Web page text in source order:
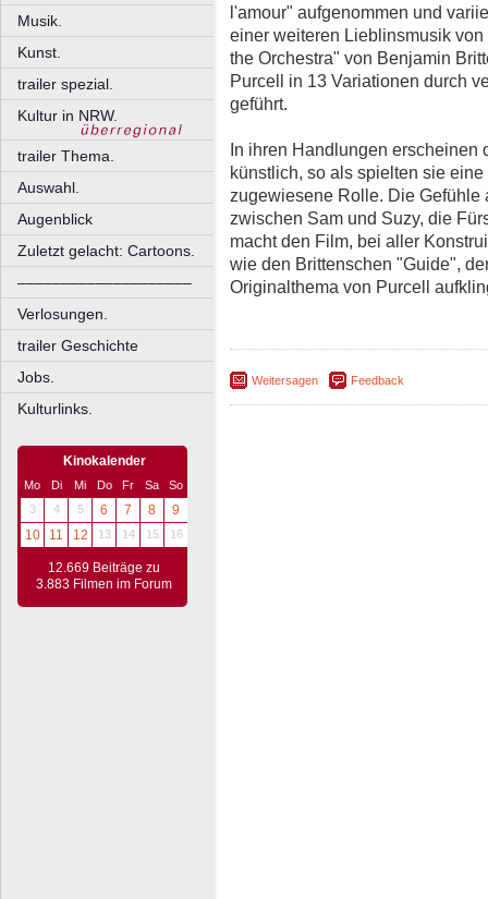
Musik.
Kunst.
trailer spezial.
Kultur in NRW.
trailer Thema.
Auswahl.
Augenblick
Zuletzt gelacht: Cartoons.
––––––––––––––––––––
Verlosungen.
trailer Geschichte
Jobs.
Kulturlinks.
Kinokalender
Mo Di Mi Do Fr Sa
So
3
4 5 6 7 8
9
10
11 12 13 14 15 16
12.669 Beiträge zu
3.883 Filmen im Forum
l'amour" aufgenommen und
einer weiteren Lieblinsmusik
the Orchestra" von Benjamin
Purcell in 13 Variationen durch
geführt.
In ihren Handlungen erscheinen
künstlich, so als spielten sie
zugewiesene Rolle. Die
zwischen Sam und Suzy, die
macht den Film, bei aller
wie den Brittenschen "Guide",
Originalthema von Purcell
Weitersagen Feedback